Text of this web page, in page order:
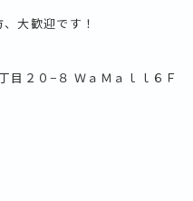
大歓迎です！
２０−８ ＷａＭａｌｌ６Ｆ